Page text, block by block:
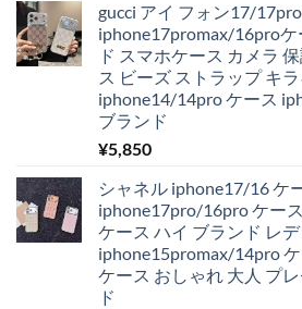
gucci アイ フォン17/
iphone17promax/16proケ
ド スマホケース カメラ
ス ビーズ ストラップ キ
iphone14/14pro ケース
ブランド
¥5,850
シャネル iphone17/16 ケ
iphone17pro/16pro ケー
ケース ハイ ブランド レ
iphone15promax/14pro
ケース おしゃれ 大人 プ
ド